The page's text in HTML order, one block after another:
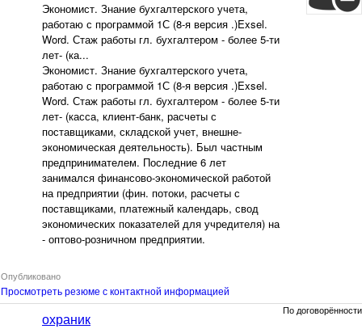
Экономист. Знание бухгалтерского учета,
работаю с программой 1С (8-я версия .)Exsel.
Word. Стаж работы гл. бухгалтером - более 5-ти
лет- (ка...
Экономист. Знание бухгалтерского учета,
работаю с программой 1С (8-я версия .)Exsel.
Word. Стаж работы гл. бухгалтером - более 5-ти
лет- (касса, клиент-банк, расчеты с
поставщиками, складской учет, внешне-
экономическая деятельность). Был частным
предпринимателем. Последние 6 лет
занимался финансово-экономической работой
на предприятии (фин. потоки, расчеты с
поставщиками, платежный календарь, свод
экономических показателей для учредителя) на
- оптово-розничном предприятии.
Опубликовано
Просмотреть резюме с контактной информацией
охраник По договорённости